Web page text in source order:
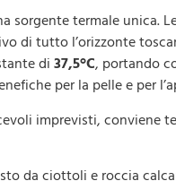
sorgente termale unica.
di tutto l’orizzonte
di 37,5°C, portando
per la pelle e per
imprevisti, conviene
da ciottoli e roccia